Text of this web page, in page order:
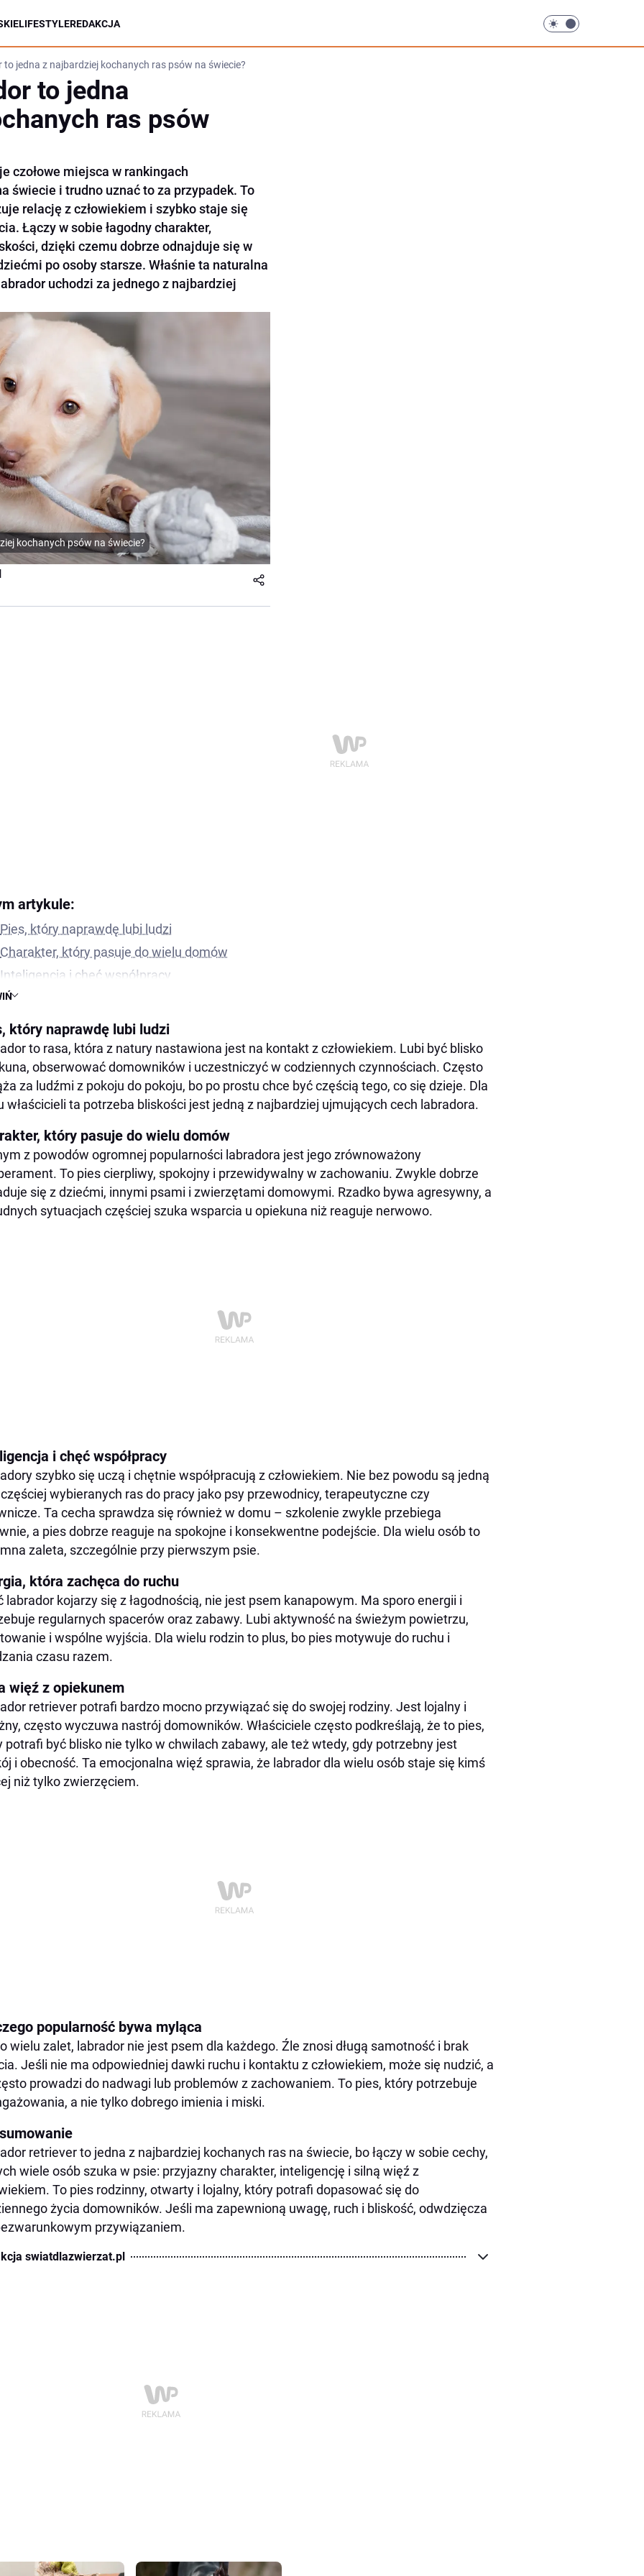
LIFESTYLEREDAKCJA
to jedna z najbardziej kochanych ras psów na świecie?
to jedna
ras psów
czołowe miejsca w rankingach
świecie i trudno uznać to za przypadek. To
relację z człowiekiem i szybko staje się
Łączy w sobie łagodny charakter,
dzięki czemu dobrze odnajduje się w
po osoby starsze. Właśnie ta naturalna
uchodzi za jednego z najbardziej
kochanych psów na świecie?
artykule:
Pies, który naprawdę lubi ludzi
Charakter, który pasuje do wielu domów
Inteligencja i chęć współpracy
Energia, która zachęca do ruchu
Silna więź z opiekunem
Dlaczego popularność bywa myląca
Podsumowanie
który naprawdę lubi ludzi
to rasa, która z natury nastawiona jest na kontakt z człowiekiem. Lubi być blisko
obserwować domowników i uczestniczyć w codziennych czynnościach. Często
za ludźmi z pokoju do pokoju, bo po prostu chce być częścią tego, co się dzieje. Dla
właścicieli ta potrzeba bliskości jest jedną z najbardziej ujmujących cech labradora.
który pasuje do wielu domów
z powodów ogromnej popularności labradora jest jego zrównoważony
To pies cierpliwy, spokojny i przewidywalny w zachowaniu. Zwykle dobrze
się z dziećmi, innymi psami i zwierzętami domowymi. Rzadko bywa agresywny, a
sytuacjach częściej szuka wsparcia u opiekuna niż reaguje nerwowo.
i chęć współpracy
szybko się uczą i chętnie współpracują z człowiekiem. Nie bez powodu są jedną
wybieranych ras do pracy jako psy przewodnicy, terapeutyczne czy
Ta cecha sprawdza się również w domu – szkolenie zwykle przebiega
a pies dobrze reaguje na spokojne i konsekwentne podejście. Dla wielu osób to
zaleta, szczególnie przy pierwszym psie.
która zachęca do ruchu
labrador kojarzy się z łagodnością, nie jest psem kanapowym. Ma sporo energii i
regularnych spacerów oraz zabawy. Lubi aktywność na świeżym powietrzu,
i wspólne wyjścia. Dla wielu rodzin to plus, bo pies motywuje do ruchu i
czasu razem.
więź z opiekunem
retriever potrafi bardzo mocno przywiązać się do swojej rodziny. Jest lojalny i
często wyczuwa nastrój domowników. Właściciele często podkreślają, że to pies,
potrafi być blisko nie tylko w chwilach zabawy, ale też wtedy, gdy potrzebny jest
i obecność. Ta emocjonalna więź sprawia, że labrador dla wielu osób staje się kimś
niż tylko zwierzęciem.
popularność bywa myląca
wielu zalet, labrador nie jest psem dla każdego. Źle znosi długą samotność i brak
Jeśli nie ma odpowiedniej dawki ruchu i kontaktu z człowiekiem, może się nudzić, a
prowadzi do nadwagi lub problemów z zachowaniem. To pies, który potrzebuje
a nie tylko dobrego imienia i miski.
retriever to jedna z najbardziej kochanych ras na świecie, bo łączy w sobie cechy,
wiele osób szuka w psie: przyjazny charakter, inteligencję i silną więź z
To pies rodzinny, otwarty i lojalny, który potrafi dopasować się do
życia domowników. Jeśli ma zapewnioną uwagę, ruch i bliskość, odwdzięcza
przywiązaniem.
swiatdlazwierzat.pl